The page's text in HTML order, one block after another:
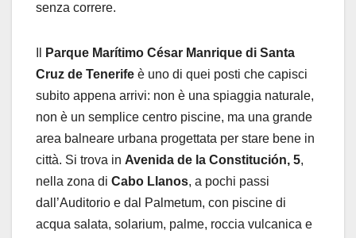
senza correre.
Parque Marítimo César Manrique di Santa
Cruz de Tenerife è uno di quei posti che capisci
subito appena arrivi: non è una spiaggia naturale,
non è un semplice centro piscine, ma una grande
area balneare urbana progettata per stare bene in
città. Si trova in Avenida de la Constitución, 5,
nella zona di Cabo Llanos, a pochi passi
dall’Auditorio e dal Palmetum, con piscine di
acqua salata, solarium, palme, roccia vulcanica e